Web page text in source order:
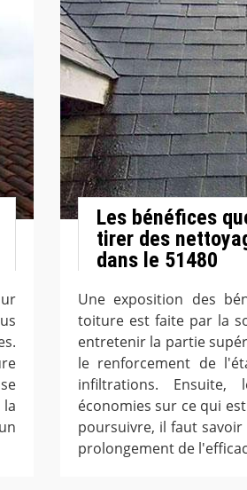
Les bénéfices
tirer des
dans le 51480
Une exposition des
toiture est faite par la
entretenir la partie
le renforcement de
infiltrations.
économies sur ce qui
poursuivre, il faut
prolongement de